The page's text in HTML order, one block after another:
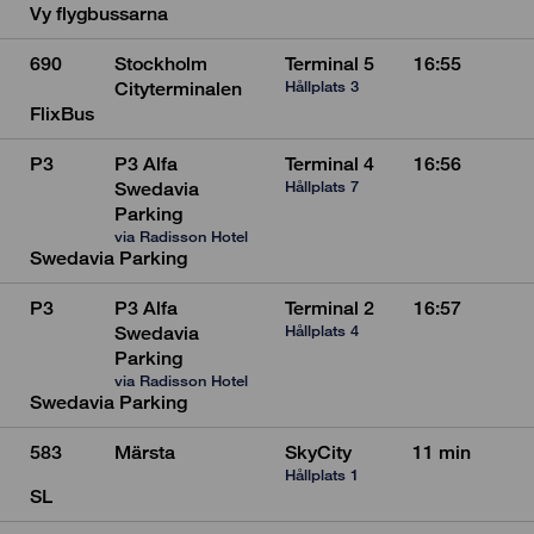
Vy flygbussarna
690
Stockholm
Cityterminalen
Terminal 5
Hållplats 3
16:55
FlixBus
P3
P3 Alfa
Swedavia
Parking
via Radisson Hotel
Terminal 4
Hållplats 7
16:56
Swedavia Parking
P3
P3 Alfa
Swedavia
Parking
via Radisson Hotel
Terminal 2
Hållplats 4
16:57
Swedavia Parking
583 Märsta SkyCity
Hållplats 1
11 min
SL